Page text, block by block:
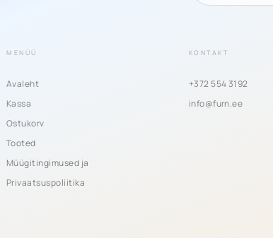
MENÜÜ
Avaleht
Kassa
Ostukorv
Tooted
Müügitingimused ja
Privaatsuspoliitika
KONTAKT
+372 554 3192
info@furn.ee